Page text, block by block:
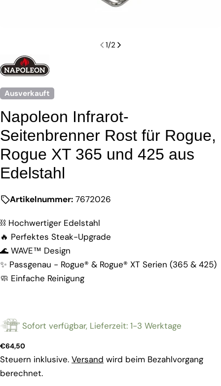
1/2
Ausverkauft
Napoleon Infrarot-
Seitenbrenner Rost für Rogue,
Rogue XT 365 und 425 aus
Edelstahl
Artikelnummer: 7672026
⛓️ Hochwertiger Edelstahl
🔥 Perfektes Steak-Upgrade
🌊 WAVE™ Design
✨ Passgenau - Rogue® & Rogue® XT Serien (365 & 425)
🧼 Einfache Reinigung
Sofort verfügbar, Lieferzeit: 1-3 Werktage
Regulärer
Preis
€64,50
Steuern inklusive. Versand wird beim Bezahlvorgang
berechnet.
teilen
KOPIEREN
Stelle eine Frage
E-
Nachricht